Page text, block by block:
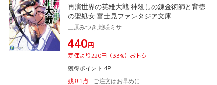
再演世界の英雄大戦 神殺しの錬金術師と背徳
の聖処女 富士見ファンタジア文庫
三原みつき,池咲ミサ
¥440円
定価より220円（33%）おトク
獲得ポイント 4P
残り1点
ご注文はお早めに